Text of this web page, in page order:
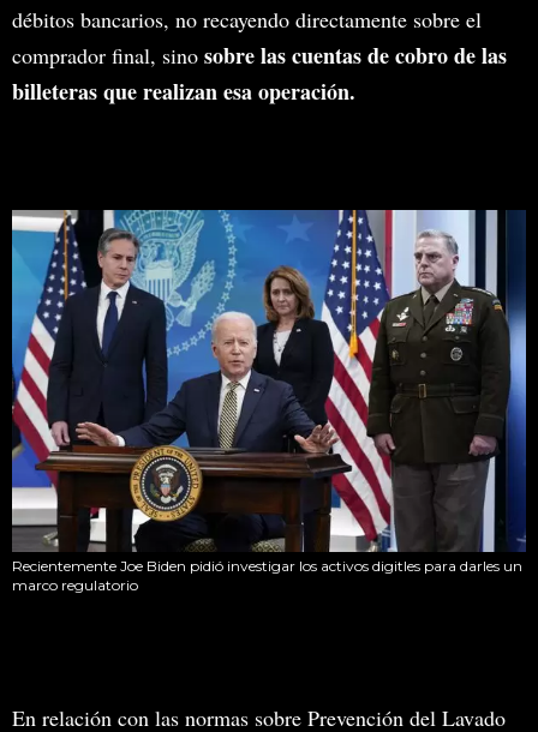
débitos bancarios, no recayendo directamente sobre el
comprador final, sino sobre las cuentas de cobro de las
billeteras que realizan esa operación.
Recientemente Joe Biden pidió investigar los activos digitles para darles un
marco regulatorio
En relación con las normas sobre Prevención del Lavado